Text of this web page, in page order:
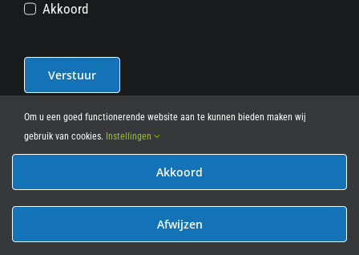
Akkoord
Verstuur
© 2012 - 2026• Leasy Bike • All Rights Reserved • powered
Om u een goed functionerende website aan te kunnen bieden maken wij
gebruik van cookies. Instellingen
Akkoord
Afwijzen